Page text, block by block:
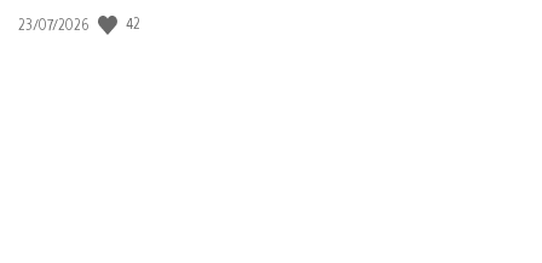
Data
23/07/2026 42